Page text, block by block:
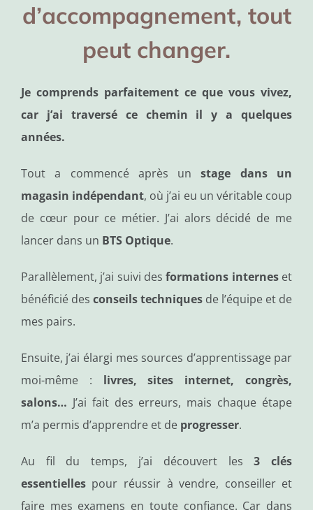
d’accompagnement, tout
peut changer.
Je comprends parfaitement ce que vous vivez,
car j’ai traversé ce chemin il y a quelques
années.
Tout a commencé après unstage dans un
magasin indépendant, où j’ai eu un véritable coup
de cœur pour ce métier. J’ai alors décidé de me
lancer dans un BTS Optique.
Parallèlement, j’ai suivi desformations interneset
bénéficié des conseils techniques de l’équipe et de
mes pairs.
Ensuite, j’ai élargi mes sources d’apprentissage par
moi-même : livres, sites internet, congrès,
salons… J’ai fait des erreurs, mais chaque étape
m’a permis d’apprendre et de progresser.
Au fil du temps, j’ai découvert les3 clés
essentiellespour réussir à vendre, conseiller et
faire mes examens en toute confiance. Car dans